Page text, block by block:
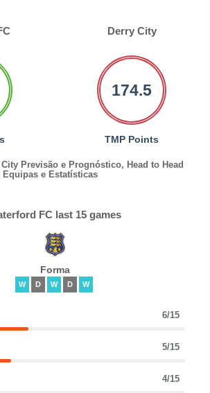
Derry City
174.5
TMP Points
Previsão e Prognóstico, Head to Head
Equipas e Estatísticas
FC last 15 games
Forma
W D W D W
6/15
5/15
4/15